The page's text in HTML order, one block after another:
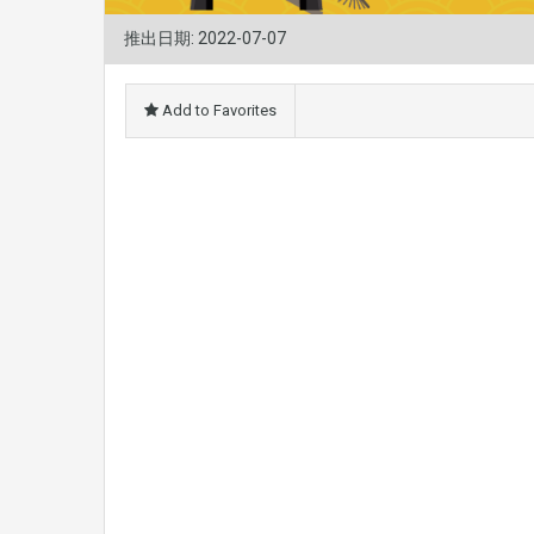
推出日期: 2022-07-07
Add to Favorites